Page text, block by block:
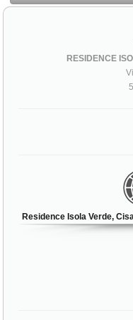
RESIDENCE
Residence Isola Verde,